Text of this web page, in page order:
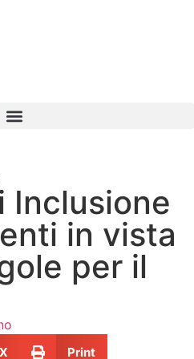
Inclusione
in vista
per il
X Print